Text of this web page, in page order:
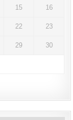
15 16
22 23
29 30